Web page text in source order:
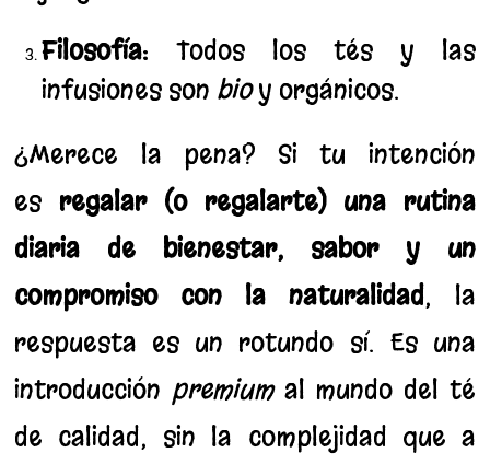
Filosofía: Todos los tés y las
infusiones son bioy orgánicos.
¿Merece la pena? Si tu intención
esregalar (o regalarte) una rutina
diaria de bienestar, sabor y un
compromiso con la naturalidad, la
respuesta es un rotundo sí. Es una
introducción premiumal mundo del té
de calidad, sin la complejidad que a